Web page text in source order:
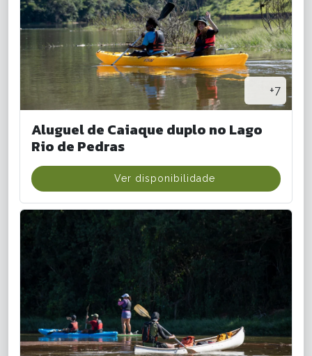
+7
Aluguel de Caiaque duplo no Lago
Rio de Pedras
Ver disponibilidade